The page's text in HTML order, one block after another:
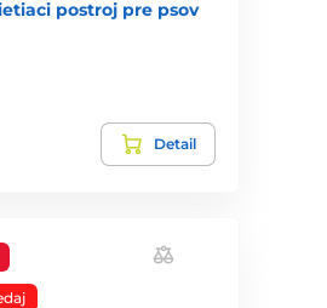
postroj pre psov
Detail